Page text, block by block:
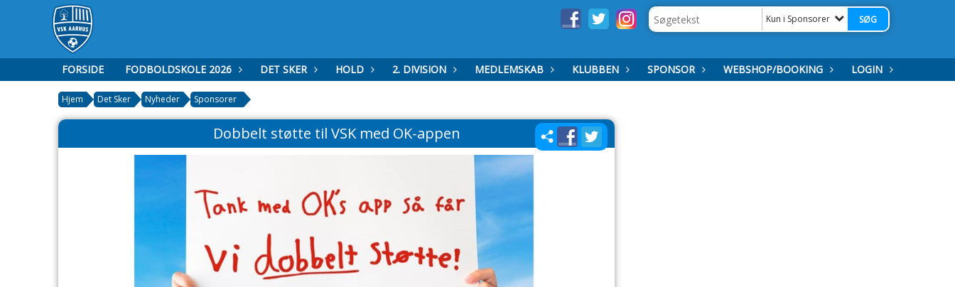
Kun i Sponsorer
FORSIDE FODBOLDSKOLE 2026 DET SKER HOLD 2. DIVISION MEDLEMSKAB KLUBBEN SPONSOR WEBSHOP/BOOKING LOGIN
Hjem Det Sker Nyheder Sponsorer
Dobbelt støtte til VSK med OK-appen